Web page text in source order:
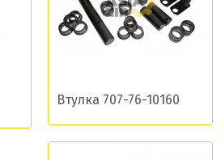
Втулка 707-76-10160